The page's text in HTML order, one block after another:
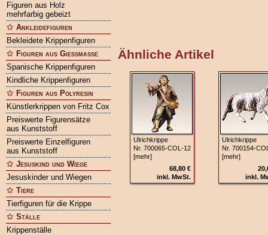
Figuren aus Holz
mehrfarbig gebeizt
Ankleidefiguren
Bekleidete Krippenfiguren
Figuren aus Gießmasse
Spanische Krippenfiguren
Kindliche Krippenfiguren
Figuren aus Polyresin
Künstlerkrippen von Fritz Cox
Preiswerte Figurensätze
aus Kunststoff
Preiswerte Einzelfiguren
aus Kunststoff
Jesuskind und Wiege
Jesuskinder und Wiegen
Tiere
Tierfiguren für die Krippe
Ställe
Krippenställe
Ähnliche Artikel
Ulrichkrippe
Nr. 700065‑COL‑12
[mehr]
68,80 €
inkl. MwSt.
Ulrichkrippe
Nr.
[mehr]
inkl.